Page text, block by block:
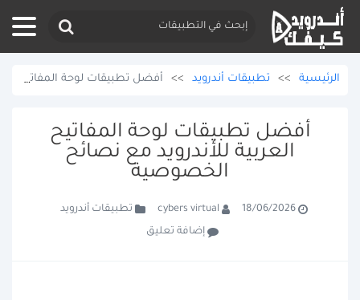
الرئيسية >> تطبيقات أندرويد >> أفضل تطبيقات لوحة المفاتيح العربية للأندرويد مع نصائح الخصوصية
أفضل تطبيقات لوحة المفاتيح
العربية للأندرويد مع نصائح
الخصوصية
18/06/2026
cybers virtual
تطبيقات أندرويد
إضافة تعليق